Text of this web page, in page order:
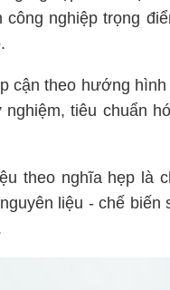
nghiệp trọng
cận theo hướng
tiêu chuẩn
theo nghĩa hẹp là
liệu - chế